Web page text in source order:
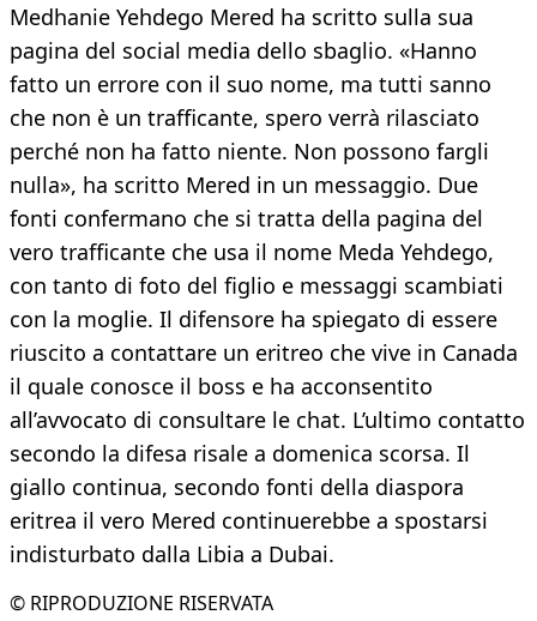
Medhanie Yehdego Mered ha scritto sulla sua
pagina del social media dello sbaglio. «Hanno
fatto un errore con il suo nome, ma tutti sanno
che non è un trafficante, spero verrà rilasciato
perché non ha fatto niente. Non possono fargli
nulla», ha scritto Mered in un messaggio. Due
fonti confermano che si tratta della pagina del
vero trafficante che usa il nome Meda Yehdego,
con tanto di foto del figlio e messaggi scambiati
con la moglie. Il difensore ha spiegato di essere
riuscito a contattare un eritreo che vive in Canada
il quale conosce il boss e ha acconsentito
all’avvocato di consultare le chat. L’ultimo contatto
secondo la difesa risale a domenica scorsa. Il
giallo continua, secondo fonti della diaspora
eritrea il vero Mered continuerebbe a spostarsi
indisturbato dalla Libia a Dubai.
© RIPRODUZIONE RISERVATA